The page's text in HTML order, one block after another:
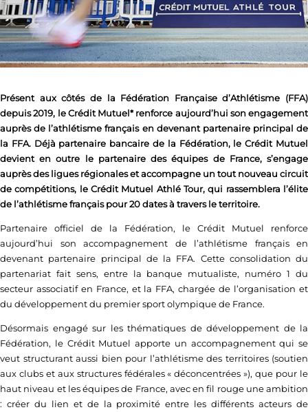
Présent aux côtés de la Fédération Française d’Athlétisme (FFA)
depuis 2019, le Crédit Mutuel* renforce aujourd’hui son engagement
auprès de l’athlétisme français en devenant partenaire principal de
la FFA. Déjà partenaire bancaire de la Fédération, le Crédit Mutuel
devient en outre le partenaire des équipes de France, s’engage
auprès des ligues régionales et accompagne un tout nouveau circuit
de compétitions, le Crédit Mutuel Athlé Tour, qui rassemblera l’élite
de l’athlétisme français pour 20 dates à travers le territoire.
Partenaire officiel de la Fédération, le Crédit Mutuel renforce
aujourd’hui son accompagnement de l’athlétisme français en
devenant partenaire principal de la FFA. Cette consolidation du
partenariat fait sens, entre la banque mutualiste, numéro 1 du
secteur associatif en France, et la FFA, chargée de l’organisation et
du développement du premier sport olympique de France.
Désormais engagé sur les thématiques de développement de la
Fédération, le Crédit Mutuel apporte un accompagnement qui se
veut structurant aussi bien pour l’athlétisme des territoires (soutien
aux clubs et aux structures fédérales « déconcentrées »), que pour le
haut niveau et les équipes de France, avec en fil rouge une ambition
: créer du lien et de la proximité entre les différents acteurs de